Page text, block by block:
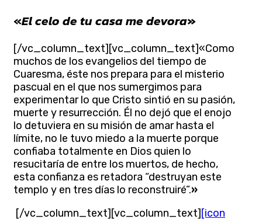
«El celo de tu casa me devora»
[/vc_column_text][vc_column_text]«Como
muchos de los evangelios del tiempo de
Cuaresma, éste nos prepara para el misterio
pascual en el que nos sumergimos para
experimentar lo que Cristo sintió en su pasión,
muerte y resurrección. Él no dejó que el enojo
lo detuviera en su misión de amar hasta el
límite, no le tuvo miedo a la muerte porque
confiaba totalmente en Dios quien lo
resucitaría de entre los muertos, de hecho,
esta confianza es retadora “destruyan este
templo y en tres días lo reconstruiré”.»
[/vc_column_text][vc_column_text] [icon